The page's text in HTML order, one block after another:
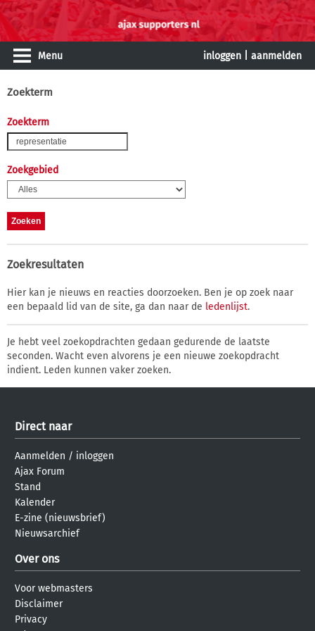
Menu inloggen aanmelden
Zoekterm
Zoekterm
Zoekgebied
Zoekresultaten
Hier kan je nieuws en reacties doorzoeken. Ben je op zoek naar
een bepaald lid van de site, ga dan naar de ledenlijst.
Je hebt veel zoekopdrachten gedaan gedurende de laatste
seconden. Wacht even alvorens je een nieuwe zoekopdracht
indient. Leden kunnen vaker zoeken.
Direct naar
Aanmelden / inloggen
Ajax Forum
Stand
Kalender
E-zine (nieuwsbrief)
Nieuwsarchief
Over ons
Voor webmasters
Disclaimer
Privacy